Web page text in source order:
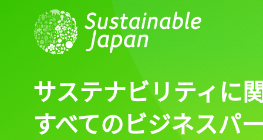
会員登録
サステナビリティに
すべてのビジネスパ